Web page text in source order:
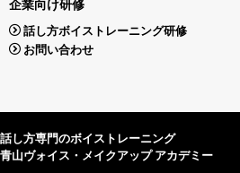
企業向け研修
話し方ボイストレーニング研修
お問い合わせ
話し方専門のボイストレーニング
青山ヴォイス・メイクアップ アカデミー